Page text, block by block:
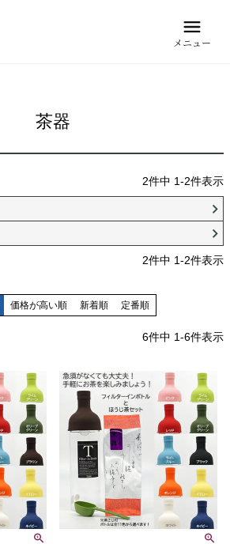
メニュー
茶器
2件中 1-2件表示
2件中 1-2件表示
価格が高い順 新着順 定番順
6件中 1-6件表示